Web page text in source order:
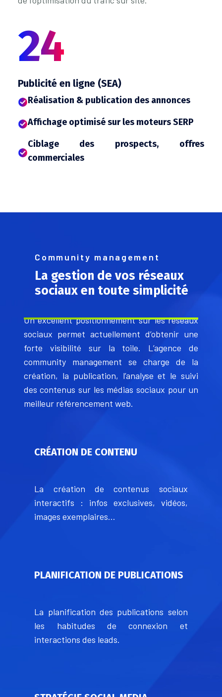
24
Publicité en ligne (SEA)
Réalisation & publication des annonces
Affichage optimisé sur les moteurs SERP
Ciblage des prospects, offres
commerciales
Community management
La gestion de vos réseaux
sociaux en toute simplicité
Un excellent positionnement sur les réseaux
sociaux permet actuellement d’obtenir une
forte visibilité sur la toile. L’agence de
community management se charge de la
création, la publication, l’analyse et le suivi
des contenus sur les médias sociaux pour un
meilleur référencement web.
CRÉATION DE CONTENU
La création de contenus sociaux
interactifs : infos exclusives, vidéos,
images exemplaires…
PLANIFICATION DE PUBLICATIONS
La planification des publications selon
les habitudes de connexion et
interactions des leads.